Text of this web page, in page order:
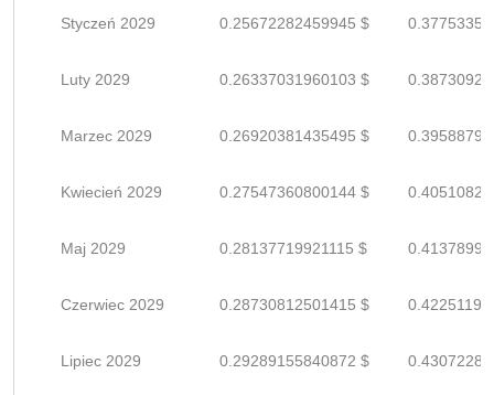
Styczeń 2029 0.25672282459945 $
Luty 2029 0.26337031960103 $
Marzec 2029 0.26920381435495 $
Kwiecień 2029 0.27547360800144 $
Maj 2029 0.28137719921115 $
Czerwiec 2029 0.28730812501415 $
Lipiec 2029 0.29289155840872 $